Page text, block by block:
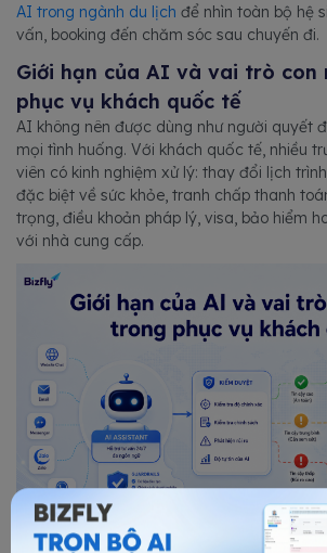
AI trong ngành du lịch để nhìn toàn bộ hệ
vấn, booking đến chăm sóc sau chuyến đi.
Giới hạn của AI và vai trò con
phục vụ khách quốc tế
AI không nên được dùng như người quyết
mọi tình huống. Với khách quốc tế, nhiều
viên có kinh nghiệm xử lý: thay đổi lịch
đặc biệt về sức khỏe, tranh chấp thanh
trọng, điều khoản pháp lý, visa, bảo hiểm
với nhà cung cấp.